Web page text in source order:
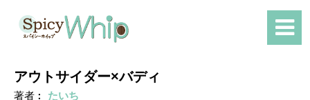
アウトサイダー×バディ
著者︰ たいち